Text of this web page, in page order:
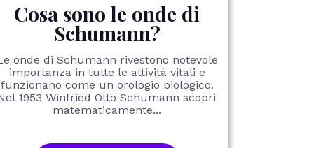
Cosa sono le onde di
Schumann?
onde di Schumann rivestono notevole
importanza in tutte le attività vitali e
funzionano come un orologio biologico.
1953 Winfried Otto Schumann scoprì
matematicamente...